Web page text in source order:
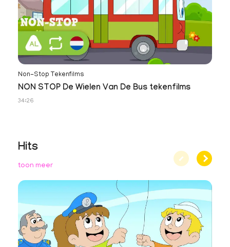
Non-Stop Tekenfilms
NON STOP De Wielen Van De Bus tekenfilms
34:26
Hits
toon meer